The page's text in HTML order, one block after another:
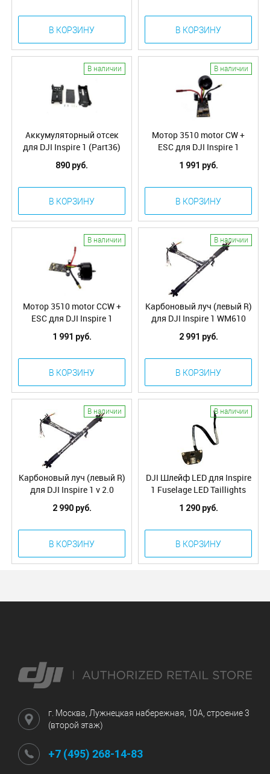
В КОРЗИНУ В КОРЗИНУ
В наличии
Аккумуляторный отсек
для DJI Inspire 1 (Part36)
890 руб.
В КОРЗИНУ
В наличии
Мотор 3510 motor CW +
ESC для DJI Inspire 1
WM610 (30.7)
1 991 руб.
В КОРЗИНУ
В наличии
Мотор 3510 motor CCW +
ESC для DJI Inspire 1
WM610 (30.6)
1 991 руб.
В КОРЗИНУ
В наличии
Карбоновый луч (левый R)
для DJI Inspire 1 WM610
(30.3)
2 991 руб.
В КОРЗИНУ
В наличии
Карбоновый луч (левый R)
для DJI Inspire 1 v 2.0
2 990 руб.
В КОРЗИНУ
В наличии
DJI Шлейф LED для Inspire
1 Fuselage LED Taillights
(Part7)
1 290 руб.
В КОРЗИНУ
г. Москва, Лужнецкая набережная, 10А, строение 3
(второй этаж)
+7 (495) 268-14-83